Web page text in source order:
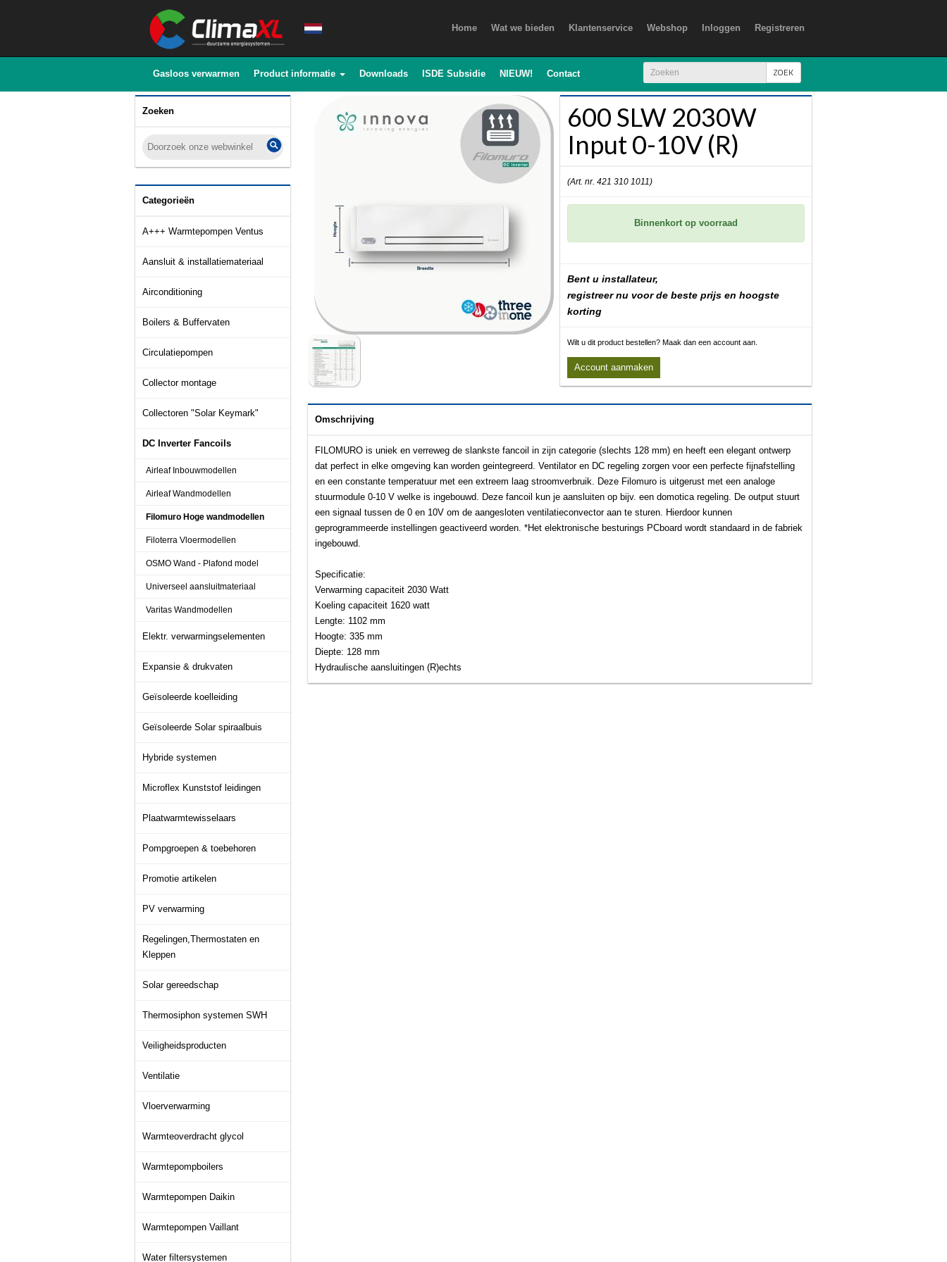
Home Wat we bieden Klantenservice Webshop Inloggen Registreren
Gasloos verwarmen Product informatie Downloads ISDE Subsidie NIEUW! Contact ZOEK
Zoeken
Categorieën
A+++ Warmtepompen Ventus
Aansluit & installatiemateriaal
Airconditioning
Boilers & Buffervaten
Circulatiepompen
Collector montage
Collectoren "Solar Keymark"
DC Inverter Fancoils
Airleaf Inbouwmodellen
Airleaf Wandmodellen
Filomuro Hoge wandmodellen
Filoterra Vloermodellen
OSMO Wand - Plafond model
Universeel aansluitmateriaal
Varitas Wandmodellen
Elektr. verwarmingselementen
Expansie & drukvaten
Geïsoleerde koelleiding
Geïsoleerde Solar spiraalbuis
Hybride systemen
Microflex Kunststof leidingen
Plaatwarmtewisselaars
Pompgroepen & toebehoren
Promotie artikelen
PV verwarming
Regelingen,Thermostaten en
Kleppen
Solar gereedschap
Thermosiphon systemen SWH
Veiligheidsproducten
Ventilatie
Vloerverwarming
Warmteoverdracht glycol
Warmtepompboilers
Warmtepompen Daikin
Warmtepompen Vaillant
Water filtersystemen
600 SLW 2030W
Input 0-10V (R)
(Art. nr. 421 310 1011)
Binnenkort op voorraad
Bent u installateur,
registreer nu voor de beste prijs en hoogste
korting
Wilt u dit product bestellen? Maak dan een account aan.
Account aanmaken
Omschrijving
FILOMURO is uniek en verreweg de slankste fancoil in zijn categorie (slechts 128 mm) en heeft een elegant ontwerp
dat perfect in elke omgeving kan worden geintegreerd. Ventilator en DC regeling zorgen voor een perfecte fijnafstelling
en een constante temperatuur met een extreem laag stroomverbruik. Deze Filomuro is uitgerust met een analoge
stuurmodule 0-10 V welke is ingebouwd. Deze fancoil kun je aansluiten op bijv. een domotica regeling. De output stuurt
een signaal tussen de 0 en 10V om de aangesloten ventilatieconvector aan te sturen. Hierdoor kunnen
geprogrammeerde instellingen geactiveerd worden. *Het elektronische besturings PCboard wordt standaard in de fabriek
ingebouwd.
Specificatie:
Verwarming capaciteit 2030 Watt
Koeling capaciteit 1620 watt
Lengte: 1102 mm
Hoogte: 335 mm
Diepte: 128 mm
Hydraulische aansluitingen (R)echts